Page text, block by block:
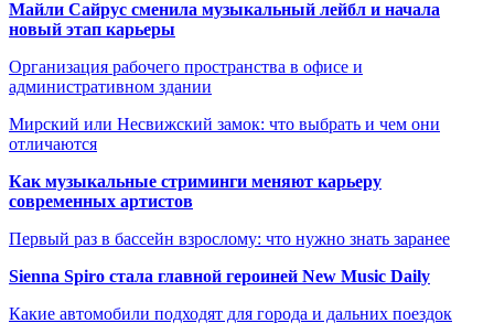
Майли Сайрус сменила музыкальный лейбл и начала
новый этап карьеры
Организация рабочего пространства в офисе и
административном здании
Мирский или Несвижский замок: что выбрать и чем они
отличаются
Как музыкальные стриминги меняют карьеру
современных артистов
Первый раз в бассейн взрослому: что нужно знать заранее
Sienna Spiro стала главной героиней New Music Daily
Какие автомобили подходят для города и дальних поездок